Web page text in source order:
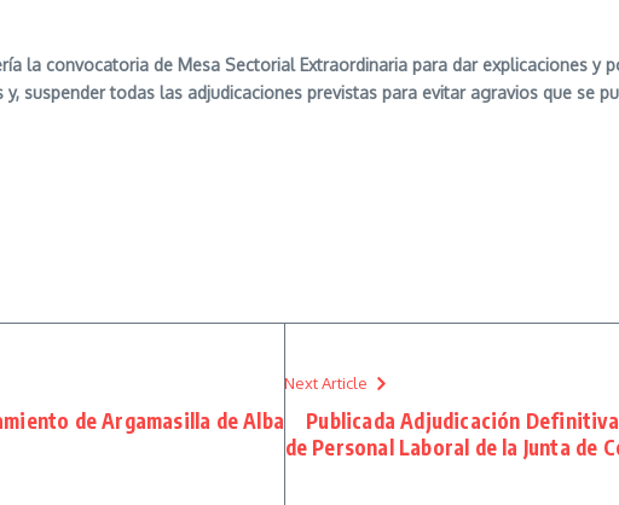
la convocatoria de Mesa Sectorial Extraordinaria para dar explicaciones
suspender todas las adjudicaciones previstas para evitar agravios que se
de Argamasilla de Alba
Next Article
Publicada Adjudicación
de Personal Laboral de la Junta de